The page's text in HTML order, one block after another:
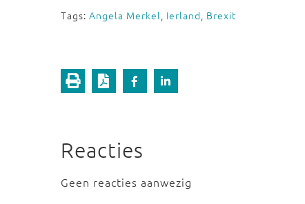
Tags: Angela Merkel, Ierland, Brexit
Reacties
Geen reacties aanwezig